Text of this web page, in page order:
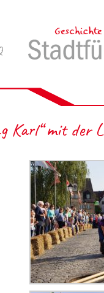
mit der